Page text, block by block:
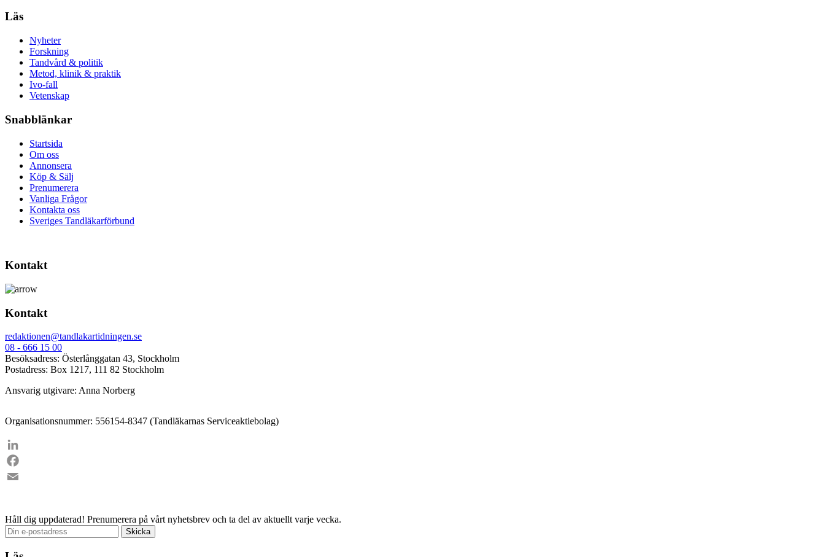
Läs
Nyheter
Forskning
Tandvård & politik
Metod, klinik & praktik
Ivo-fall
Vetenskap
Snabblänkar
Startsida
Om oss
Annonsera
Köp & Sälj
Prenumerera
Vanliga Frågor
Kontakta oss
Sveriges Tandläkarförbund
Kontakt
Kontakt
redaktionen@tandlakartidningen.se
08 - 666 15 00
Besöksadress: Österlånggatan 43, Stockholm
Postadress: Box 1217, 111 82 Stockholm
Ansvarig utgivare: Anna Norberg
Organisationsnummer: 556154-8347 (Tandläkarnas Serviceaktiebolag)
LinkedIn
Facebook
Håll dig uppdaterad! Prenumerera på vårt nyhetsbrev och ta del av aktuellt varje vecka.